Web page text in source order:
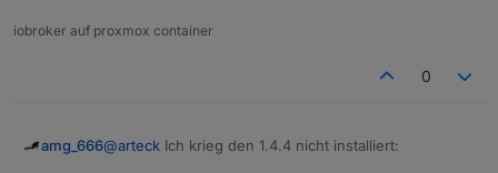
Datenpunkte wenn man dem Ausschluss Tab nutzt
per drücken des Knopfes am Gerät. erst dann sieht man
iobroker auf proxmox container
0
amg_666@arteck Ich krieg den 1.4.4 nicht installiert: